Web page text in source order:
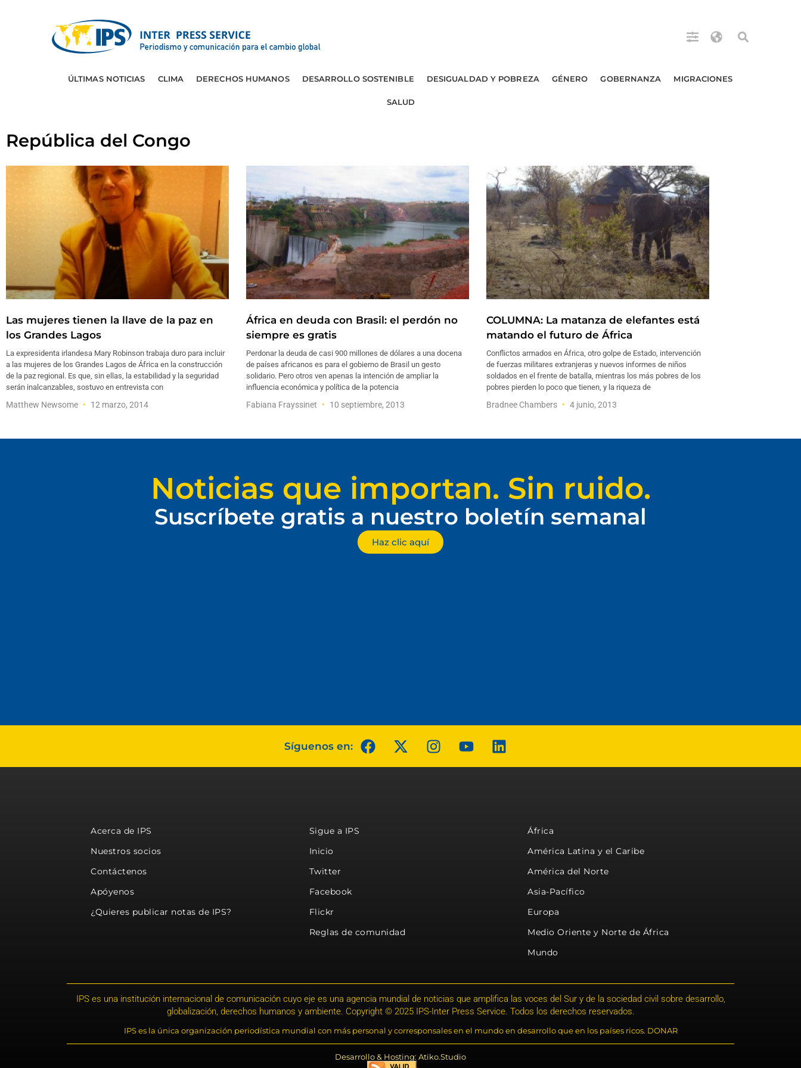
ÚLTIMAS NOTICIAS CLIMA DERECHOS HUMANOS DESARROLLO SOSTENIBLE DESIGUALDAD Y POBREZA GÉNERO GOBERNANZA MIGRACIONES
SALUD
República del Congo
Las mujeres tienen la llave de la paz en
los Grandes Lagos
La expresidenta irlandesa Mary Robinson trabaja duro para incluir
a las mujeres de los Grandes Lagos de África en la construcción
de la paz regional. Es que, sin ellas, la estabilidad y la seguridad
serán inalcanzables, sostuvo en entrevista con
Matthew Newsome 12 marzo, 2014
África en deuda con Brasil: el perdón no
siempre es gratis
Perdonar la deuda de casi 900 millones de dólares a una docena
de países africanos es para el gobierno de Brasil un gesto
solidario. Pero otros ven apenas la intención de ampliar la
influencia económica y política de la potencia
Fabiana Frayssinet 10 septiembre, 2013
COLUMNA: La matanza de elefantes está
matando el futuro de África
Conflictos armados en África, otro golpe de Estado, intervención
de fuerzas militares extranjeras y nuevos informes de niños
soldados en el frente de batalla, mientras los más pobres de los
pobres pierden lo poco que tienen, y la riqueza de
Bradnee Chambers 4 junio, 2013
Noticias que importan. Sin ruido.
Suscríbete gratis a nuestro boletín semanal
Haz clic aquí
Síguenos en:
Acerca de IPS
Nuestros socios
Contáctenos
Apóyenos
¿Quieres publicar notas de IPS?
Sigue a IPS
Inicio
Twitter
Facebook
Flickr
Reglas de comunidad
África
América Latina y el Caribe
América del Norte
Asia-Pacífico
Europa
Medio Oriente y Norte de África
Mundo
IPS es una institución internacional de comunicación cuyo eje es una agencia mundial de noticias que amplifica las voces del Sur y de la sociedad civil sobre desarrollo,
globalización, derechos humanos y ambiente. Copyright © 2025 IPS-Inter Press Service. Todos los derechos reservados.
IPS es la única organización periodística mundial con más personal y corresponsales en el mundo en desarrollo que en los países ricos. DONAR
Desarrollo & Hosting: Atiko.Studio